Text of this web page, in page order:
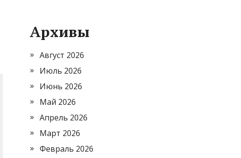
Архивы
Август 2026
Июль 2026
Июнь 2026
Май 2026
Апрель 2026
Март 2026
Февраль 2026